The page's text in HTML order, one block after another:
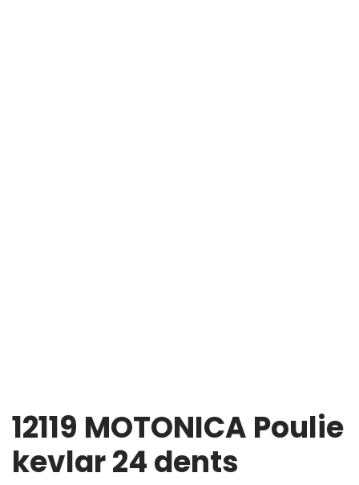
12119 MOTONICA Poulie
kevlar 24 dents